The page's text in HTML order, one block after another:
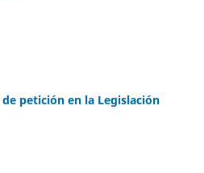
petición en la Legislación